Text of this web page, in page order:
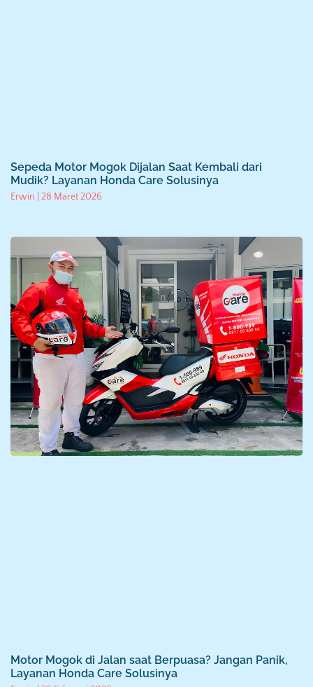
Sepeda Motor Mogok Dijalan Saat Kembali dari
Mudik? Layanan Honda Care Solusinya
Erwin 28 Maret 2026
Motor Mogok di Jalan saat Berpuasa? Jangan Panik,
Layanan Honda Care Solusinya